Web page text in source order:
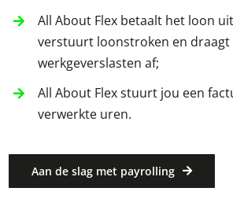
All About Flex betaalt het loon
verstuurt loonstroken en draagt
werkgeverslasten af;
All About Flex stuurt jou een
verwerkte uren.
Aan de slag met payrolling